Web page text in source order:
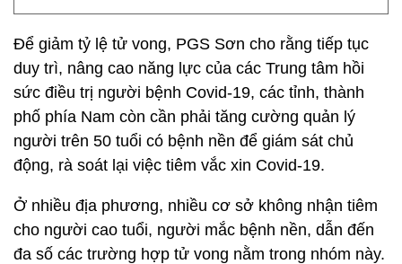
Để giảm tỷ lệ tử vong, PGS Sơn cho rằng tiếp tục
duy trì, nâng cao năng lực của các Trung tâm hồi
sức điều trị người bệnh Covid-19, các tỉnh, thành
phố phía Nam còn cần phải tăng cường quản lý
người trên 50 tuổi có bệnh nền để giám sát chủ
động, rà soát lại việc tiêm vắc xin Covid-19.
Ở nhiều địa phương, nhiều cơ sở không nhận tiêm
cho người cao tuổi, người mắc bệnh nền, dẫn đến
đa số các trường hợp tử vong nằm trong nhóm này.